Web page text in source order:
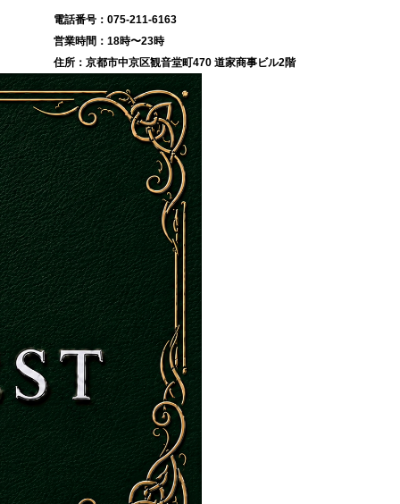
075-211-6163
18時〜23時
京都市中京区観音堂町470 道家商事ビル2階